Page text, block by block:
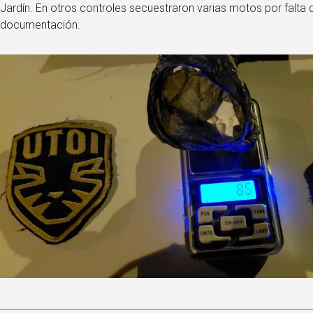
Jardín. En otros controles secuestraron varias motos por falta
documentación.